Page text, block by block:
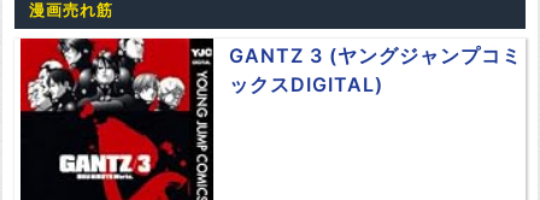
漫画売れ筋
GANTZ 3 (ヤングジャンプコミ
ックスDIGITAL)